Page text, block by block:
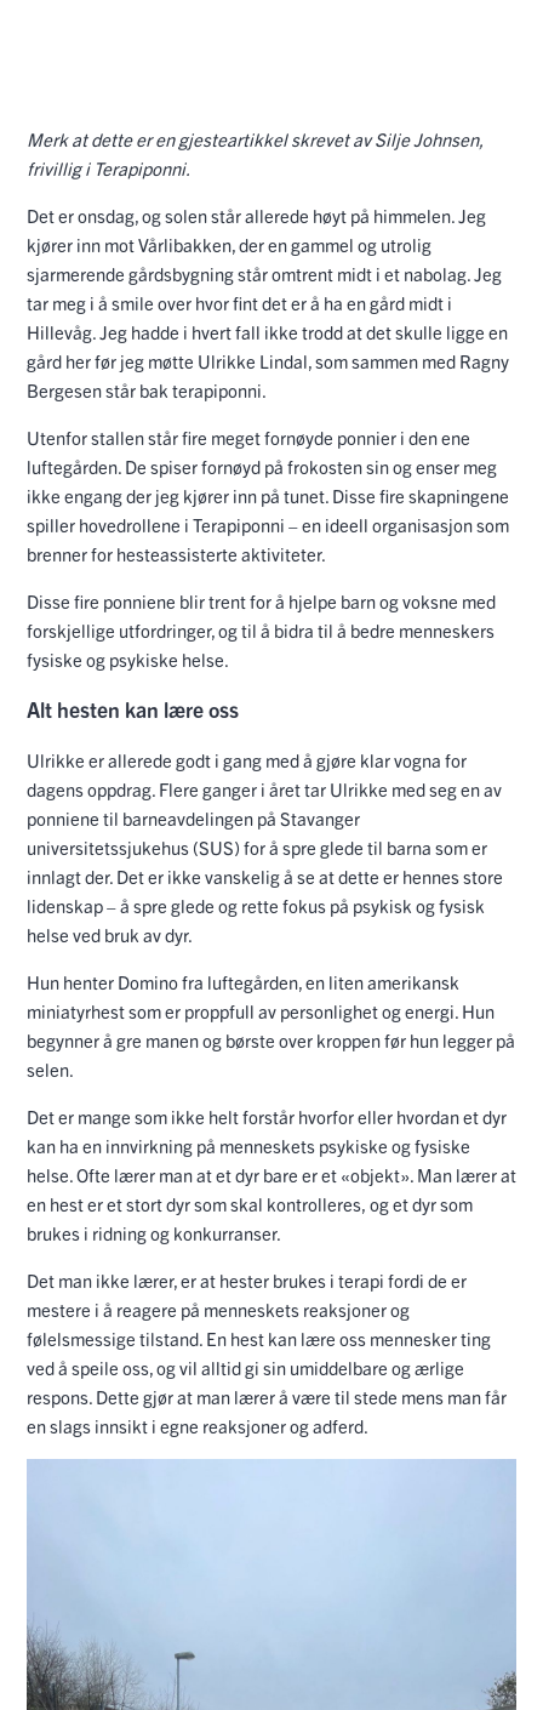
Merk at dette er en gjesteartikkel skrevet av Silje Johnsen,
frivillig i Terapiponni.
Det er onsdag, og solen står allerede høyt på himmelen. Jeg
kjører inn mot Vårlibakken, der en gammel og utrolig
sjarmerende gårdsbygning står omtrent midt i et nabolag. Jeg
tar meg i å smile over hvor fint det er å ha en gård midt i
Hillevåg. Jeg hadde i hvert fall ikke trodd at det skulle ligge en
gård her før jeg møtte Ulrikke Lindal, som sammen med Ragny
Bergesen står bak terapiponni.
Utenfor stallen står fire meget fornøyde ponnier i den ene
luftegården. De spiser fornøyd på frokosten sin og enser meg
ikke engang der jeg kjører inn på tunet. Disse fire skapningene
spiller hovedrollene i Terapiponni – en ideell organisasjon som
brenner for hesteassisterte aktiviteter.
Disse fire ponniene blir trent for å hjelpe barn og voksne med
forskjellige utfordringer, og til å bidra til å bedre menneskers
fysiske og psykiske helse.
Alt hesten kan lære oss
Ulrikke er allerede godt i gang med å gjøre klar vogna for
dagens oppdrag. Flere ganger i året tar Ulrikke med seg en av
ponniene til barneavdelingen på Stavanger
universitetssjukehus (SUS) for å spre glede til barna som er
innlagt der. Det er ikke vanskelig å se at dette er hennes store
lidenskap – å spre glede og rette fokus på psykisk og fysisk
helse ved bruk av dyr.
Hun henter Domino fra luftegården, en liten amerikansk
miniatyrhest som er proppfull av personlighet og energi. Hun
begynner å gre manen og børste over kroppen før hun legger på
selen.
Det er mange som ikke helt forstår hvorfor eller hvordan et dyr
kan ha en innvirkning på menneskets psykiske og fysiske
helse. Ofte lærer man at et dyr bare er et «objekt». Man lærer at
en hest er et stort dyr som skal kontrolleres, og et dyr som
brukes i ridning og konkurranser.
Det man ikke lærer, er at hester brukes i terapi fordi de er
mestere i å reagere på menneskets reaksjoner og
følelsmessige tilstand. En hest kan lære oss mennesker ting
ved å speile oss, og vil alltid gi sin umiddelbare og ærlige
respons. Dette gjør at man lærer å være til stede mens man får
en slags innsikt i egne reaksjoner og adferd.